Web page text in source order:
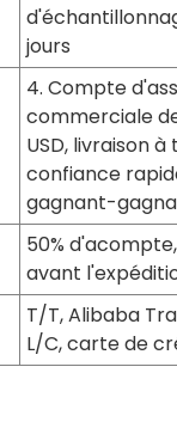
jours
4. Compte
commerciale
USD, livraison
confiance
gagnant-
50%
avant
T/T, Alibaba
L/C, carte de